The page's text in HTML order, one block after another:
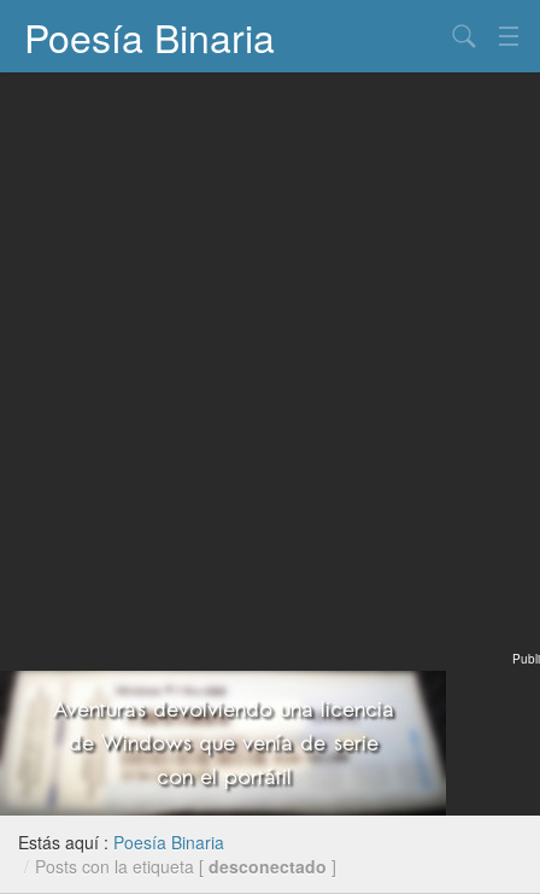
Poesía Binaria
Publi
Estás aquí : Poesía Binaria
/ Posts con la etiqueta [ desconectado ]